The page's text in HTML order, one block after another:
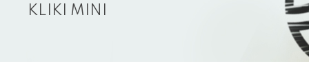
KLIKI MINI